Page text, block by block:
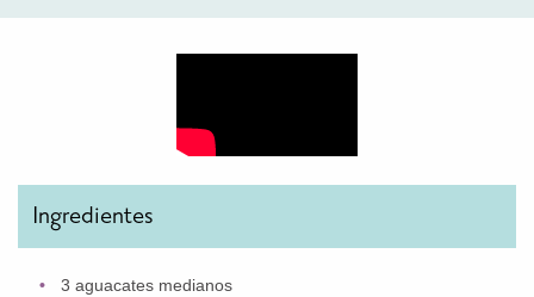
Ingredientes
3 aguacates medianos